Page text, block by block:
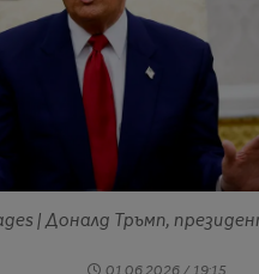
| Доналд Тръмп,